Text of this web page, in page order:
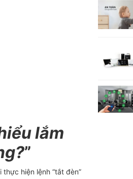
lắm
”
hiện lệnh “tắt đèn”